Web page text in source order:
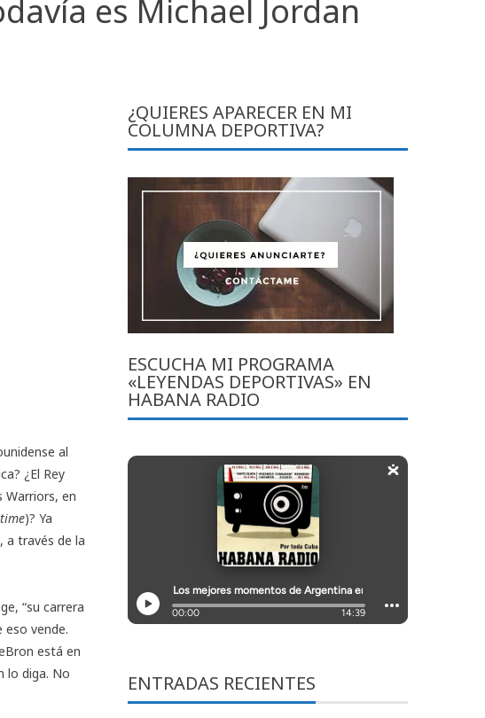
es Michael Jordan
al
¿El Rey
Warriors, en
)? Ya
a través de la
“su carrera
eso vende.
está en
lo diga. No
¿QUIERES APARECER EN MI
COLUMNA DEPORTIVA?
ESCUCHA MI PROGRAMA
«LEYENDAS DEPORTIVAS» EN
HABANA RADIO
ENTRADAS RECIENTES